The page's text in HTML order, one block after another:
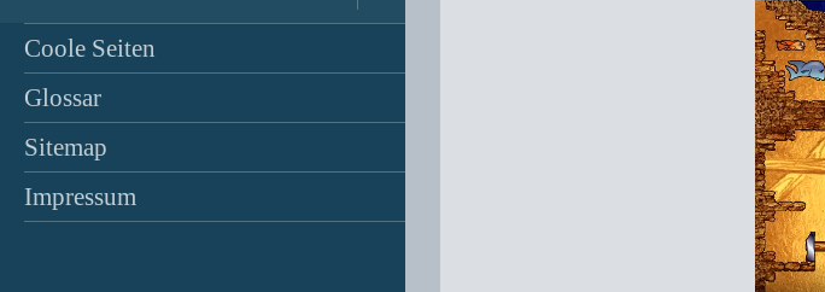
Coole Seiten
Glossar
Sitemap
Impressum